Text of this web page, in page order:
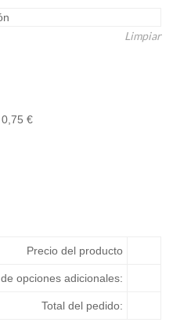
Limpiar
0,75 €
Precio del producto
opciones adicionales:
Total del pedido: